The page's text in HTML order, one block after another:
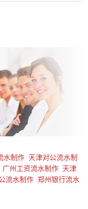
水制作 天津对公流水制
广州工资流水制作 天津
流水制作 郑州银行流水